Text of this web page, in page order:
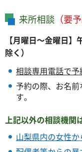
来所相談 （要
【月曜日～金曜日
除く）
相談専用電話で予
予約の際、お名
す。
上記以外の相談機関
山梨県内の女性